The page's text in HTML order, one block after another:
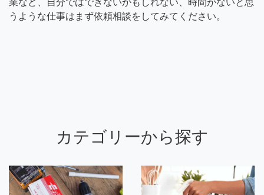
業など、自分ではできないかもしれない、時間がないと思
うような仕事はまず依頼相談をしてみてください。
カテゴリーから探す